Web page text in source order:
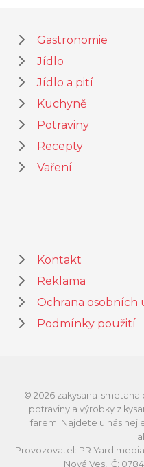
Gastronomie
Jídlo
Jídlo a pití
Kuchyně
Potraviny
Recepty
Vaření
Kontakt
Reklama
Ochrana osobních
Podmínky použití
© 2026 zakysana-
potraviny a výrobky z
farem. Najdete u nás
Provozovatel: PR Yard media
Nová Ves, IČ: